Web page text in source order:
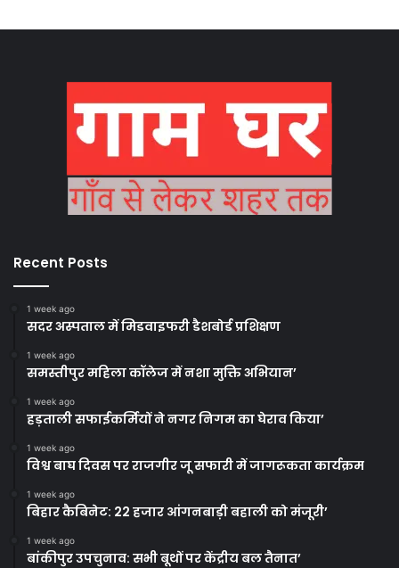
Recent Posts
1 week ago
सदर अस्पताल में मिडवाइफरी डैशबोर्ड प्रशिक्षण
1 week ago
समस्तीपुर महिला कॉलेज में नशा मुक्ति अभियान’
1 week ago
हड़ताली सफाईकर्मियों ने नगर निगम का घेराव किया’
1 week ago
विश्व बाघ दिवस पर राजगीर जू सफारी में जागरूकता कार्यक्रम
1 week ago
बिहार कैबिनेट: 22 हजार आंगनबाड़ी बहाली को मंजूरी’
1 week ago
बांकीपुर उपचुनाव: सभी बूथों पर केंद्रीय बल तैनात’